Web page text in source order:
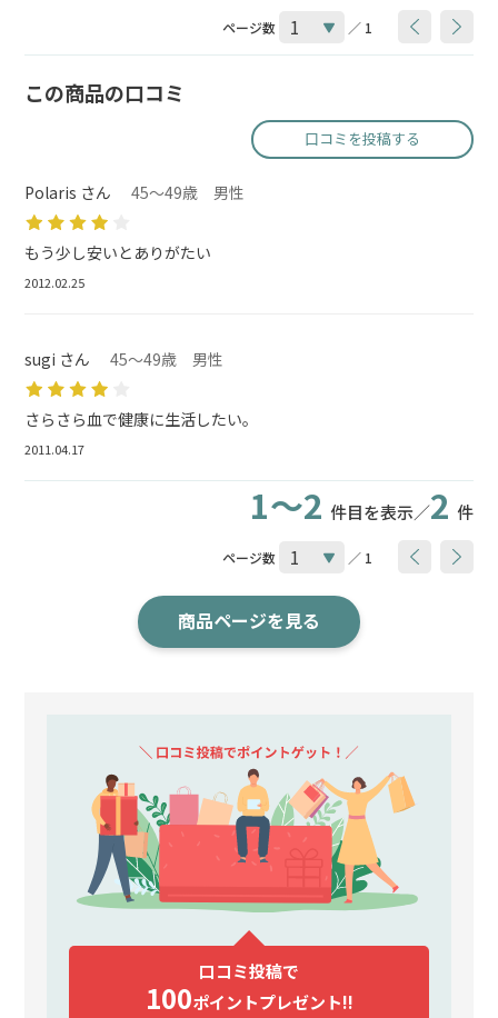
ページ数 ／ 1
この商品の口コミ
口コミを投稿する
Polaris さん 45～49歳 男性
もう少し安いとありがたい
2012.02.25
sugi さん 45～49歳 男性
さらさら血で健康に生活したい。
2011.04.17
1～2 件目を表示／2 件
ページ数 ／ 1
商品ページを見る
口コミ投稿で
100ポイントプレゼント!!